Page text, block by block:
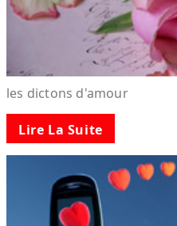
les dictons d'amour
Lire La Suite